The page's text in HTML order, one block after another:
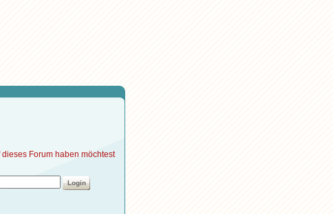
Forum haben möchtest